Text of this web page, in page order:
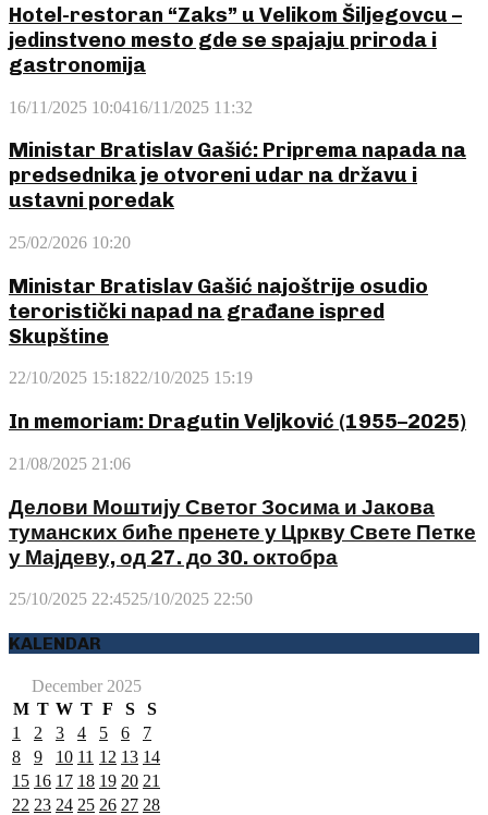
Hotel-restoran “Zaks” u Velikom Šiljegovcu –
jedinstveno mesto gde se spajaju priroda i
gastronomija
16/11/2025 10:0416/11/2025 11:32
Ministar Bratislav Gašić: Priprema napada na
predsednika je otvoreni udar na državu i
ustavni poredak
25/02/2026 10:20
Ministar Bratislav Gašić najoštrije osudio
teroristički napad na građane ispred
Skupštine
22/10/2025 15:1822/10/2025 15:19
In memoriam: Dragutin Veljković (1955–2025)
21/08/2025 21:06
Делови Моштију Светог Зосима и Јакова
туманских биће пренете у Цркву Свете Петке
у Мајдеву, од 27. до 30. октобра
25/10/2025 22:4525/10/2025 22:50
KALENDAR
December 2025
M T W T F S
S
1
2 3 4 5 6
7
8
9 10 11 12 13 14
15 16 17 18 19 20 21
22 23 24 25 26 27 28